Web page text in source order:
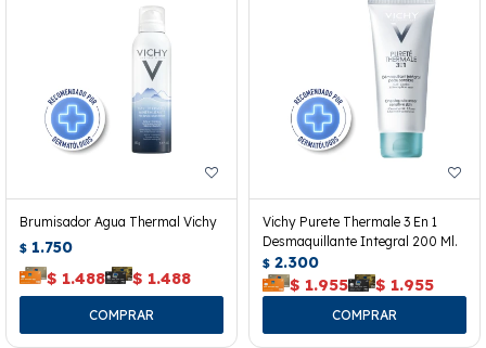
Brumisador Agua Thermal Vichy
$ 1.750
$ 1.488 $ 1.488
Vichy Purete Thermale 3 En 1
Desmaquillante Integral 200 Ml.
$ 2.300
$ 1.955 $ 1.955